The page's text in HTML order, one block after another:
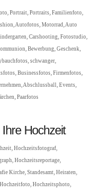
Portrait, Portraits, Familienfoto,
Autofotos, Motorrad, Auto
Carshooting, Fotostudio,
Bewerbung, Geschenk,
schwanger,
Businessfotos, Firmenfotos,
Abschlussball, Events,
Paarfotos
Hochzeit
Hochzeitsfotograf,
Hochzeitsreportage,
Kirche, Standesamt, Heiraten,
Hochzeitsphoto,